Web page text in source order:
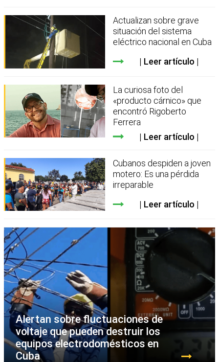
Actualizan sobre grave
situación del sistema
eléctrico nacional en Cuba
Leer artículo
La curiosa foto del
«producto cárnico» que
encontró Rigoberto
Ferrera
Leer artículo
Cubanos despiden a joven
motero: Es una pérdida
irreparable
Leer artículo
Alertan sobre fluctuaciones de
voltaje que pueden destruir los
equipos electrodomésticos en
Cuba